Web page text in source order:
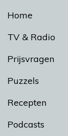
Home
TV & Radio
Prijsvragen
Puzzels
Recepten
Podcasts